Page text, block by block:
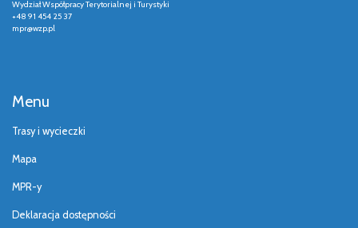
Wydział Współpracy Terytorialnej i Turystyki
+48 91 454 25 37
mpr@wzp.pl
Menu
Trasy i wycieczki
Mapa
MPR-y
Deklaracja dostępności